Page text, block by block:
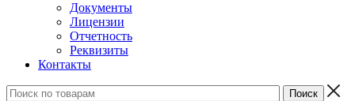
Документы
Лицензии
Отчетность
Реквизиты
Контакты